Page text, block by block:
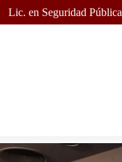
Lic. en Seguridad Pública